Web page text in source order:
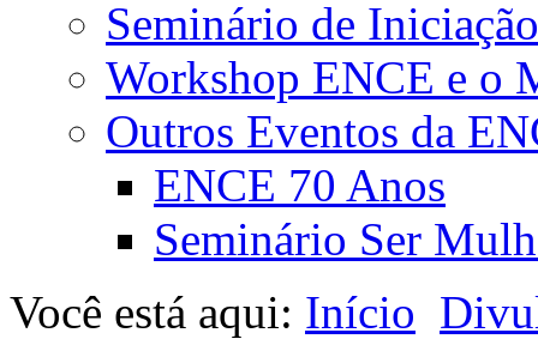
Seminário de
Workshop ENCE e o
Outros Eventos da
ENCE 70 Anos
Seminário Ser
Você está aqui: Início